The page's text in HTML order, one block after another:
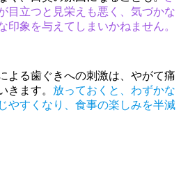
目立つと見栄えも悪く、気づかな
印象を与えてしまいかねません。
よる歯ぐきへの刺激は、やがて痛
きます。 放っておくと、わずかな
やすくなり、食事の楽しみを半減